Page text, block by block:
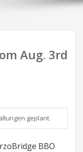
Aug. 3rd
geplant.
BBO